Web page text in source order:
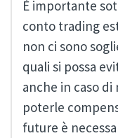
È importante
conto trading
non ci sono
quali si possa
anche in caso
poterle
future è